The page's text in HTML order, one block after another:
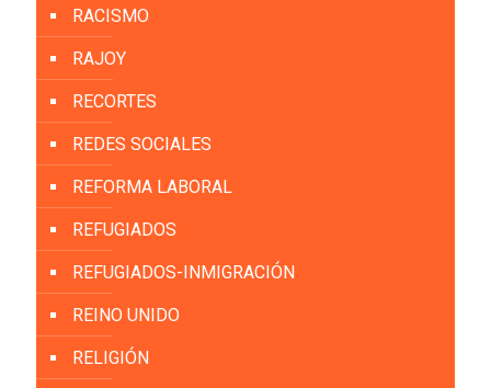
RACISMO
RAJOY
RECORTES
REDES SOCIALES
REFORMA LABORAL
REFUGIADOS
REFUGIADOS-INMIGRACIÓN
REINO UNIDO
RELIGIÓN